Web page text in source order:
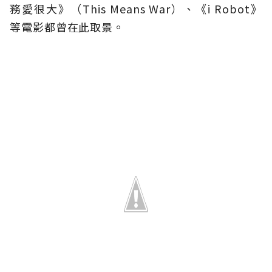
務愛很大》（This Means War）、《i Robot》
等電影都曾在此取景。